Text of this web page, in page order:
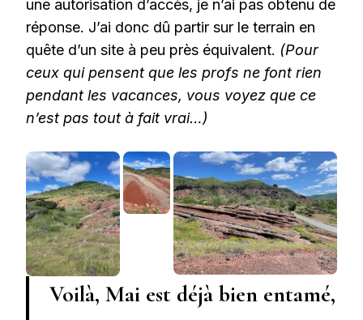
une autorisation d’accès, je n’ai pas obtenu de
réponse. J’ai donc dû partir sur le terrain en
quête d’un site à peu près équivalent. (Pour
ceux qui pensent que les profs ne font rien
pendant les vacances, vous voyez que ce
n’est pas tout à fait vrai…)
Voilà, Mai est déjà bien entamé,